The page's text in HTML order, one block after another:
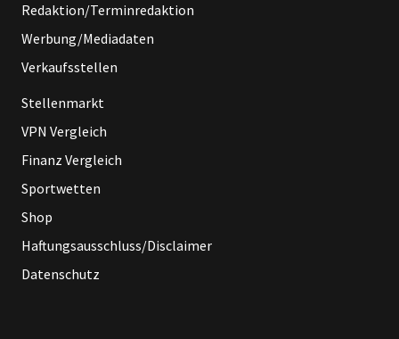
Redaktion/Terminredaktion
Werbung/Mediadaten
Verkaufsstellen
Stellenmarkt
VPN Vergleich
Finanz Vergleich
Sportwetten
Shop
Haftungsausschluss/Disclaimer
Datenschutz